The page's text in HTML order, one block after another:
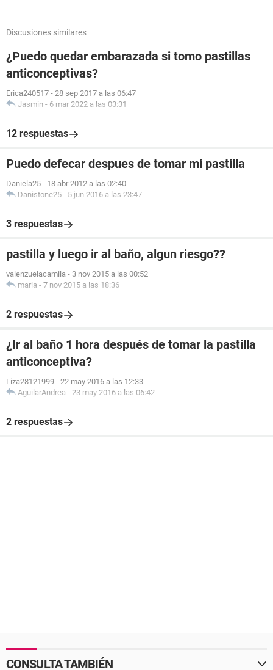
Discusiones similares
¿Puedo quedar embarazada si tomo pastillas
anticonceptivas?
Erica240517 - 28 sep 2017 a las 06:47
Jasmin - 6 mar 2022 a las 03:31
12 respuestas
Puedo defecar despues de tomar mi pastilla
Daniela25 - 18 abr 2012 a las 02:40
Danistone25 - 5 jun 2016 a las 23:47
3 respuestas
pastilla y luego ir al baño, algun riesgo??
valenzuelacamila - 3 nov 2015 a las 00:52
maria - 7 nov 2015 a las 18:36
2 respuestas
¿Ir al baño 1 hora después de tomar la pastilla
anticonceptiva?
Liza28121999 - 22 may 2016 a las 12:33
AguilarAndrea - 23 may 2016 a las 06:42
2 respuestas
CONSULTA TAMBIÉN